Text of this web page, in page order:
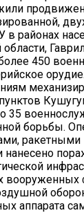
районах
450
35
борьбы.
аппарата